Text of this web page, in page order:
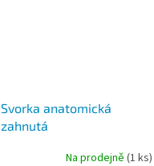
Svorka anatomická
zahnutá
Na prodejně(1 ks)